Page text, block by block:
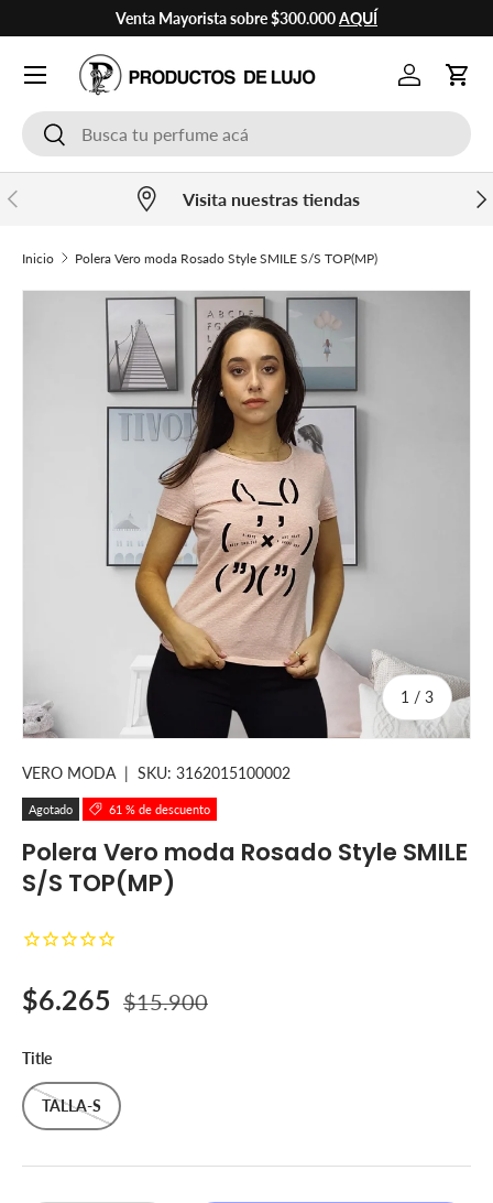
Ir al contenido
Venta Mayorista sobre $300.000AQUÍ
BuscarBuscar
Cuenta
Anterior Visita nuestras tiendas
Inicio Polera Vero moda Rosado Style SMILE S/S TOP(MP)
Ir directamente a la información del producto
1 / de
3
VERO MODA | SKU: 3162015100002
Agotado 61 % de descuento
Polera Vero moda Rosado Style SMILE
S/S TOP(MP)
Precio de venta
$6.265 Precio normal
$15.900
Title
TALLA-S